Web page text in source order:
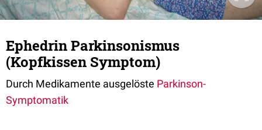
Ephedrin Parkinsonismus
(Kopfkissen Symptom)
Durch Medikamente ausgelöste Parkinson-
Symptomatik